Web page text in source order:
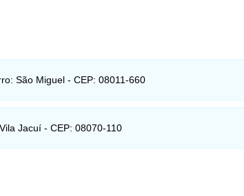
São Miguel - CEP: 08011-660
Jacuí - CEP: 08070-110